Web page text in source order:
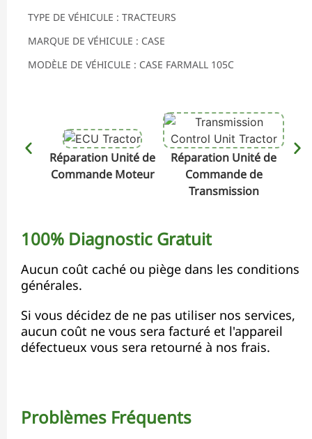
TYPE DE VÉHICULE : TRACTEURS
MARQUE DE VÉHICULE : CASE
MODÈLE DE VÉHICULE : CASE FARMALL 105C
Réparation Unité de
Commande Moteur
Réparation Unité de
Commande de
Transmission
100% Diagnostic Gratuit
Aucun coût caché ou piège dans les conditions
générales.
Si vous décidez de ne pas utiliser nos services,
aucun coût ne vous sera facturé et l'appareil
défectueux vous sera retourné à nos frais.
Problèmes Fréquents